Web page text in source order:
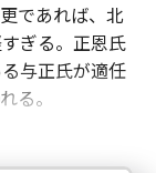
であれば、北
ぎる。正恩氏
与正氏が適任
る。